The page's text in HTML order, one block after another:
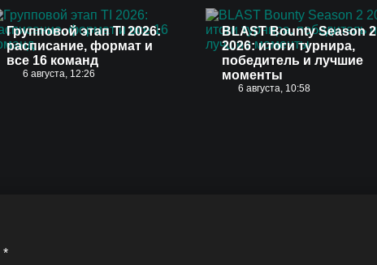
Групповой этап TI 2026:
расписание, формат и
все 16 команд
6 августа, 12:26
BLAST Bounty Season 2
2026: итоги турнира,
победитель и лучшие
моменты
6 августа, 10:58
*